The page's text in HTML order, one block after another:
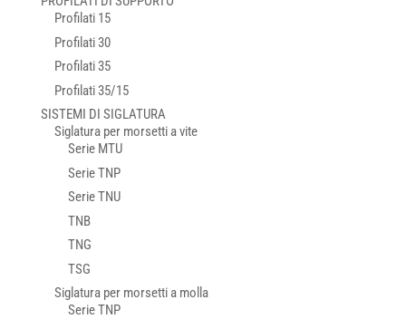
Profilati 15
Profilati 30
Profilati 35
Profilati 35/15
SISTEMI DI SIGLATURA
Siglatura per morsetti a vite
Serie MTU
Serie TNP
Serie TNU
TNB
TNG
TSG
Siglatura per morsetti a molla
Serie TNP